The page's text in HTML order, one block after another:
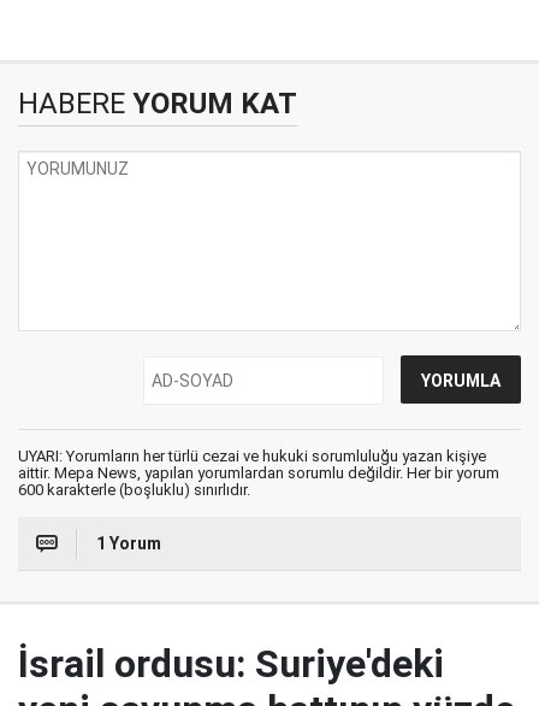
HABERE YORUM KAT
UYARI: Yorumların her türlü cezai ve hukuki sorumluluğu yazan kişiye
aittir. Mepa News, yapılan yorumlardan sorumlu değildir. Her bir yorum
600 karakterle (boşluklu) sınırlıdır.
1 Yorum
İsrail ordusu: Suriye'deki